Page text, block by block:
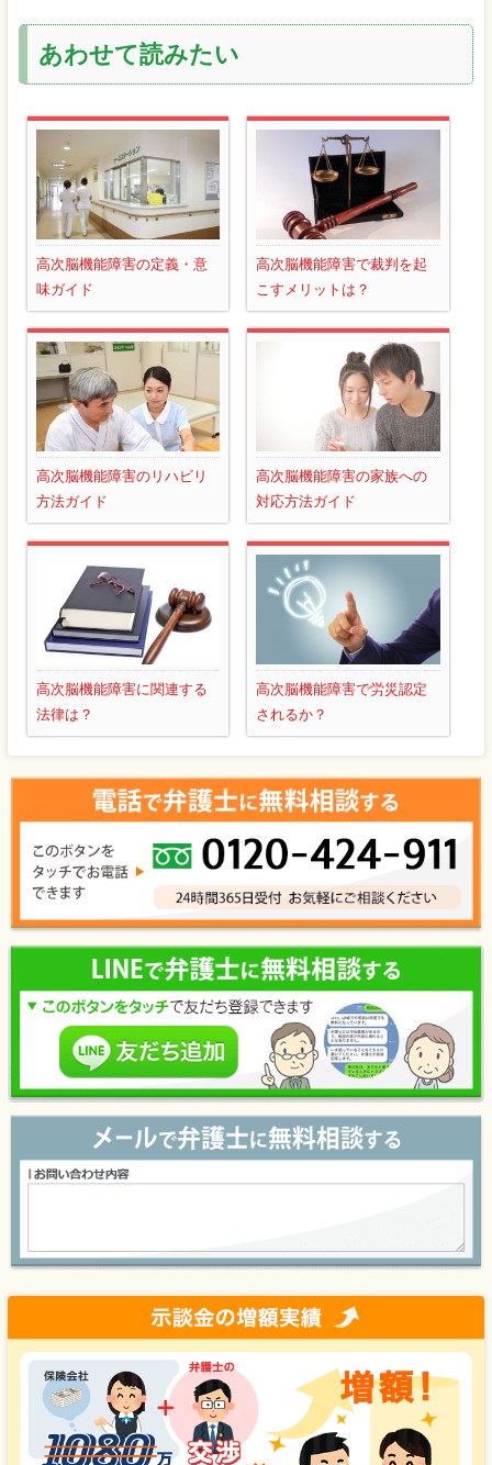
あわせて読みたい
高次脳機能障害の定義・意
味ガイド
高次脳機能障害で裁判を起
こすメリットは？
高次脳機能障害のリハビリ
方法ガイド
高次脳機能障害の家族への
対応方法ガイド
高次脳機能障害に関連する
法律は？
高次脳機能障害で労災認定
されるか？